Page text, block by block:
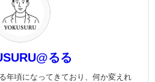
るる
年頃になってきており、何か変えれ